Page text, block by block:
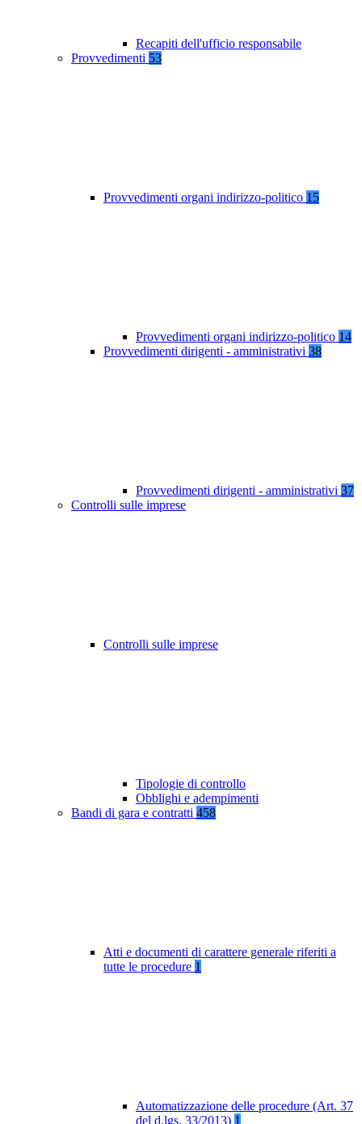
Recapiti dell'ufficio responsabile
Provvedimenti 53
Provvedimenti organi indirizzo-politico 15
Provvedimenti organi indirizzo-politico 14
Provvedimenti dirigenti - amministrativi 38
Provvedimenti dirigenti - amministrativi 37
Controlli sulle imprese
Controlli sulle imprese
Tipologie di controllo
Obblighi e adempimenti
Bandi di gara e contratti 458
Atti e documenti di carattere generale riferiti a
tutte le procedure 1
Automatizzazione delle procedure (Art. 37
del d.lgs. 33/2013) 1